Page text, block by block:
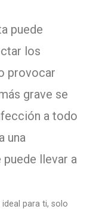
puede
los
provocar
grave se
a todo
una
llevar a
para ti, solo